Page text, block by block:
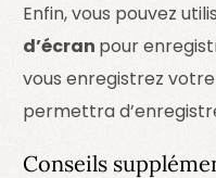
Enfin, vous pouvez
d’écran pour
vous enregistrez
permettra
Conseils